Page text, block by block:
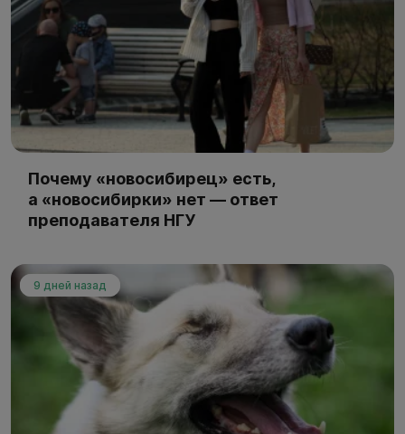
Почему «новосибирец» есть,
а «новосибирки» нет — ответ
преподавателя НГУ
9 дней назад